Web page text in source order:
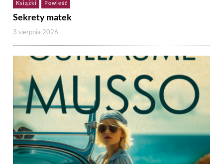
Książki Powieść
Sekrety matek
3 sierpnia 2026